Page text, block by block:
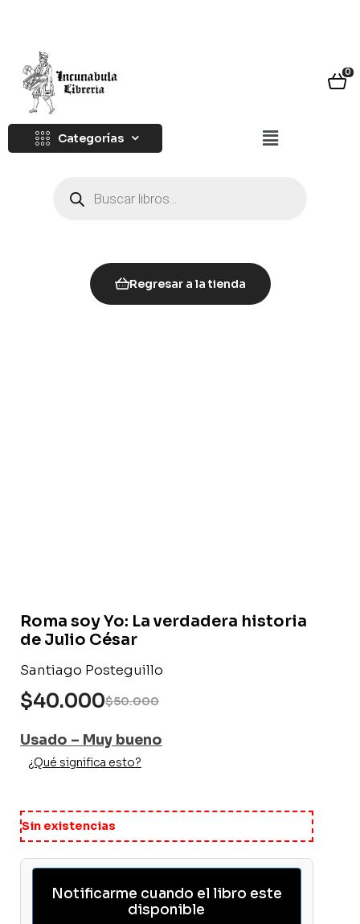
0
Categorías
Regresar a la tienda
Roma soy Yo: La verdadera historia
de Julio César
Santiago Posteguillo
$50.000
$40.000
Usado – Muy bueno
¿Qué significa esto?
Sin existencias
Notificarme cuando el libro este
disponible